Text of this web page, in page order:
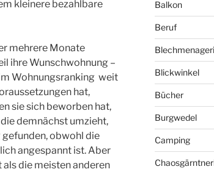
kleinere bezahlbare
mehrere Monate
ihre Wunschwohnung –
Wohnungsranking weit
hat,
sie sich beworben hat,
demnächst umzieht,
obwohl die
angespannt ist. Aber
die meisten anderen
Balkon
Beruf
Blickwinkel
Bücher
Burgwedel
Camping